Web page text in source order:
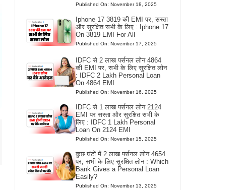
Published On: November 18, 2025
Iphone 17 3819 की EMI पर, सस्ता
और सुरक्षित सभी के लिए : Iphone 17
On 3819 EMI For All
Published On: November 17, 2025
IDFC से 2 लाख पर्सनल लोन 4864
की EMI पर, सभी के लिए सुरक्षित लोन
: IDFC 2 Lakh Personal Loan
On 4864 EMI
Published On: November 16, 2025
IDFC से 1 लाख पर्सनल लोन 2124
EMI पर सस्ता और सुरक्षित सभी के
लिए : IDFC 1 Lakh Personal
Loan On 2124 EMI
Published On: November 15, 2025
कुछ घंटों में 2 लाख पर्सनल लोन 4654
पर, सभी के लिए सुरक्षित लोन : Which
Bank Gives a Personal Loan
Easily?
Published On: November 13, 2025